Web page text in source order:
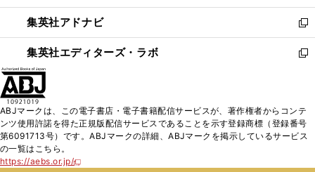
開
く
ウ
で
開
く
ン
ド
ウ
で
ウ
ィ
ン
ド
く
集英社アドナビ
新
し
い
ド
ウ
で
集英社エディターズ・ラボ
新
ィ
ン
ABJマークは、この電子書店・電子書籍配信サービスが、著作権者からコンテ
ンツ使用許諾を得た正規版配信サービスであることを示す登録商標（登録番号
第6091713号）です。ABJマークの詳細、ABJマークを掲示しているサービス
の一覧はこちら。
https://aebs.or.jp/
新